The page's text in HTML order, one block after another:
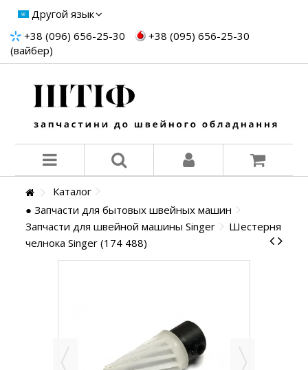
Другой язык
+38 (096) 656-25-30
+38 (095) 656-25-30
(вайбер)
Каталог
● Запчасти для бытовых швейных машин
Запчасти для швейной машины Singer
Шестерня
челнока Singer (174 488)